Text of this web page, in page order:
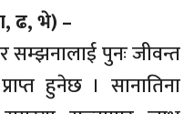
ढ, भे) –
सम्झनालाई पुनः जीवन्त
हुनेछ । सानातिना